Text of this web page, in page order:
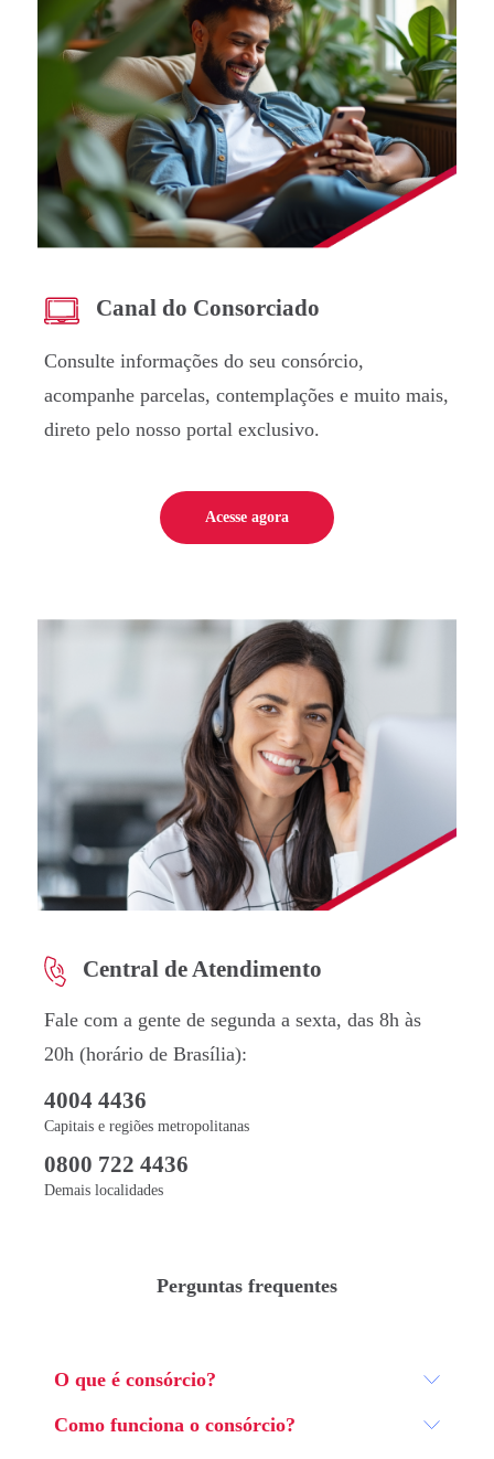
Canal do Consorciado
Consulte informações do seu consórcio,
acompanhe parcelas, contemplações e muito mais,
direto pelo nosso portal exclusivo.
Acesse agora
Central de Atendimento
Fale com a gente de segunda a sexta, das 8h às
20h (horário de Brasília):
4004 4436
Capitais e regiões metropolitanas
0800 722 4436
Demais localidades
Perguntas frequentes
O que é consórcio?
Como funciona o consórcio?